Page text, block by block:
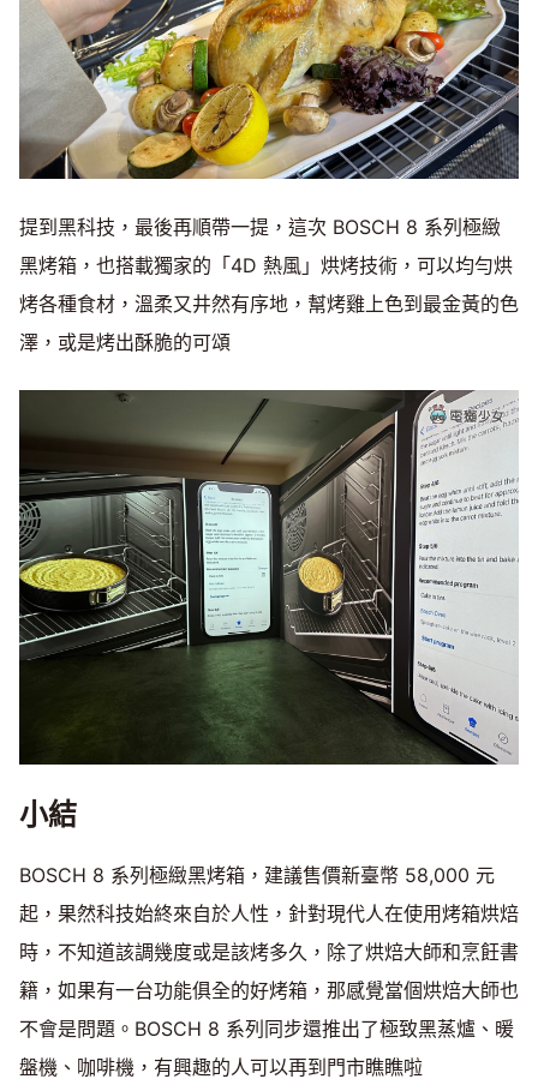
提到黑科技，最後再順帶一提，這次 BOSCH 8 系列極緻
黑烤箱，也搭載獨家的「4D 熱風」烘烤技術，可以均勻烘
烤各種食材，溫柔又井然有序地，幫烤雞上色到最金黃的色
澤，或是烤出酥脆的可頌
小結
BOSCH 8 系列極緻黑烤箱，建議售價新臺幣 58,000 元
起，果然科技始終來自於人性，針對現代人在使用烤箱烘焙
時，不知道該調幾度或是該烤多久，除了烘焙大師和烹飪書
籍，如果有一台功能俱全的好烤箱，那感覺當個烘焙大師也
不會是問題。BOSCH 8 系列同步還推出了極致黑蒸爐、暖
盤機、咖啡機，有興趣的人可以再到門市瞧瞧啦